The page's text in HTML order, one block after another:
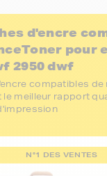
d'encre
pour
2950 dwf
compatibles de
meilleur rapport
N°1 DES VENTES